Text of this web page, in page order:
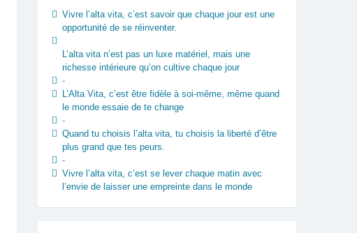
Vivre l’alta vita, c’est savoir que chaque jour est une
opportunité de se réinventer.
L’alta vita n’est pas un luxe matériel, mais une
richesse intérieure qu’on cultive chaque jour
-
L’Alta Vita, c’est être fidèle à soi-même, même quand
le monde essaie de te change
-
Quand tu choisis l’alta vita, tu choisis la liberté d’être
plus grand que tes peurs.
-
Vivre l’alta vita, c’est se lever chaque matin avec
l’envie de laisser une empreinte dans le monde